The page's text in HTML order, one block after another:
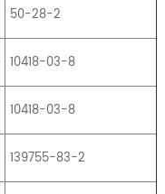
50-28-2
10418-03-8
10418-03-8
139755-83-2